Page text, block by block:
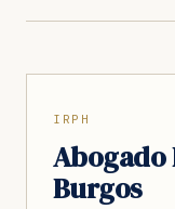
IRPH
Abogado
Burgos